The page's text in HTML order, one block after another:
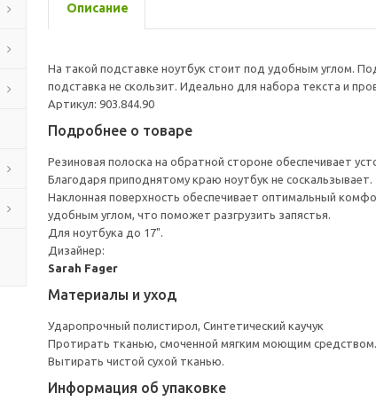
Описание
На такой подставке ноутбук стоит под удобным углом.
подставка не скользит. Идеально для набора текста и
Артикул: 903.844.90
Подробнее о товаре
Резиновая полоска на обратной стороне обеспечивает
Благодаря приподнятому краю ноутбук не соскальзывает.
Наклонная поверхность обеспечивает оптимальный
удобным углом, что поможет разгрузить запястья.
Для ноутбука до 17".
Дизайнер:
Sarah Fager
Материалы и уход
Ударопрочный полистирол, Синтетический каучук
Протирать тканью, смоченной мягким моющим средством.
Вытирать чистой сухой тканью.
Информация об упаковке